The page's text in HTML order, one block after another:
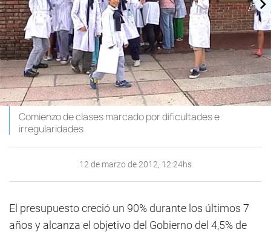
Comienzo de clases marcado por dificultades e
irregularidades
12 de marzo de 2012, 12:24hs
El presupuesto creció un 90% durante los últimos 7
años y alcanza el objetivo del Gobierno del 4,5% de